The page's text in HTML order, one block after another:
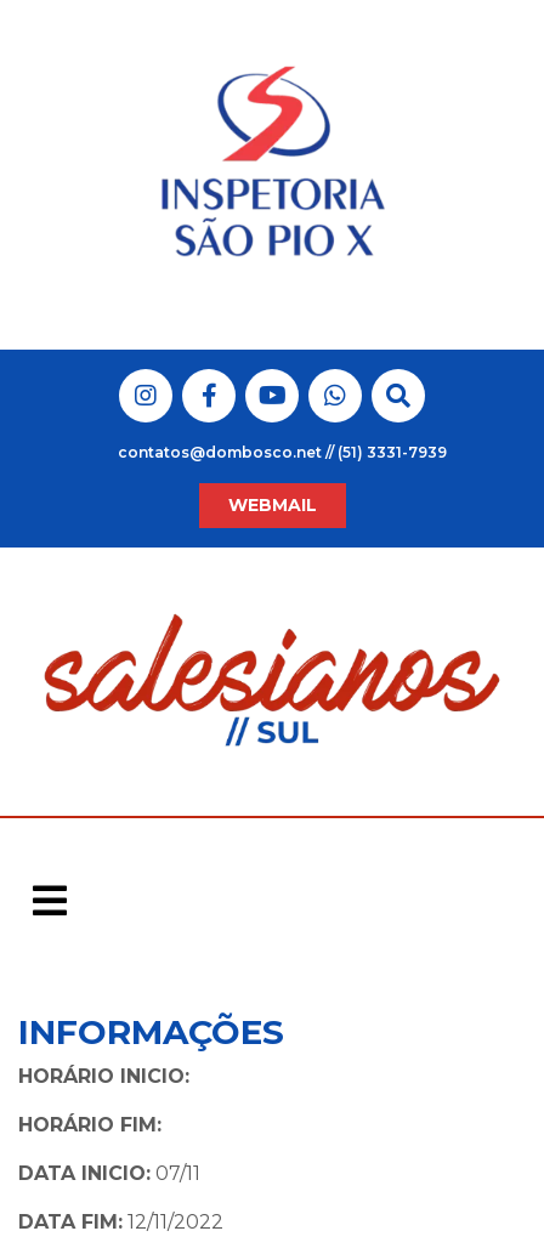
contatos@dombosco.net // (51) 3331-7939
WEBMAIL
INFORMAÇÕES
HORÁRIO INICIO:
HORÁRIO FIM:
DATA INICIO: 07/11
DATA FIM: 12/11/2022